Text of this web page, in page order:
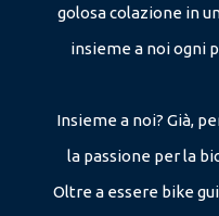
golosa colazione in
insieme a noi ogni
Insieme a noi? Già,
la passione per la
Oltre a essere bike